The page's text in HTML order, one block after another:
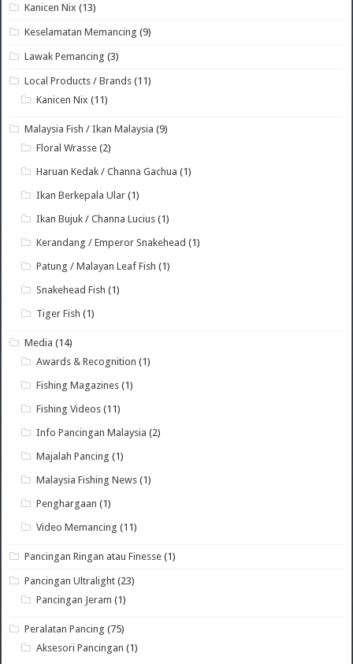
Kanicen Nix (13)
Keselamatan Memancing (9)
Lawak Pemancing (3)
Local Products / Brands (11)
Kanicen Nix (11)
Malaysia Fish / Ikan Malaysia (9)
Floral Wrasse (2)
Haruan Kedak / Channa Gachua (1)
Ikan Berkepala Ular (1)
Ikan Bujuk / Channa Lucius (1)
Kerandang / Emperor Snakehead (1)
Patung / Malayan Leaf Fish (1)
Snakehead Fish (1)
Tiger Fish (1)
Media (14)
Awards & Recognition (1)
Fishing Magazines (1)
Fishing Videos (11)
Info Pancingan Malaysia (2)
Majalah Pancing (1)
Malaysia Fishing News (1)
Penghargaan (1)
Video Memancing (11)
Pancingan Ringan atau Finesse (1)
Pancingan Ultralight (23)
Pancingan Jeram (1)
Peralatan Pancing (75)
Aksesori Pancingan (1)